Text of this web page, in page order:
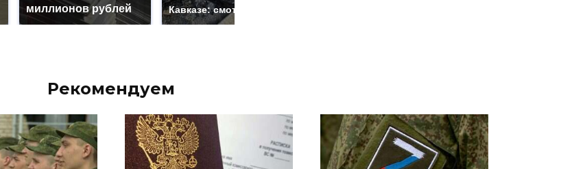
миллионов рублей
Кавказе: смотреть
Рекомендуем